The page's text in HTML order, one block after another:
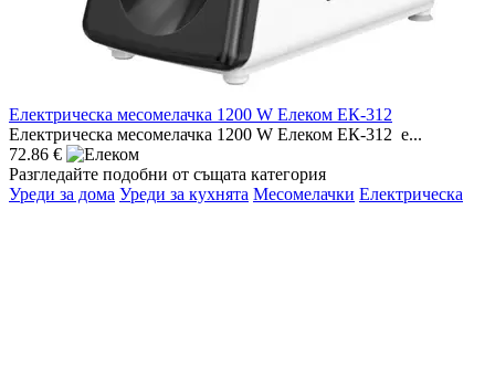
Електрическа месомелачка 1200 W Елеком ЕК-312
Електрическа месомелачка 1200 W Елеком ЕК-312 е...
72.86 €
Разгледайте подобни от същата категория
Уреди за дома Уреди за кухнята Месомелачки Електрическа